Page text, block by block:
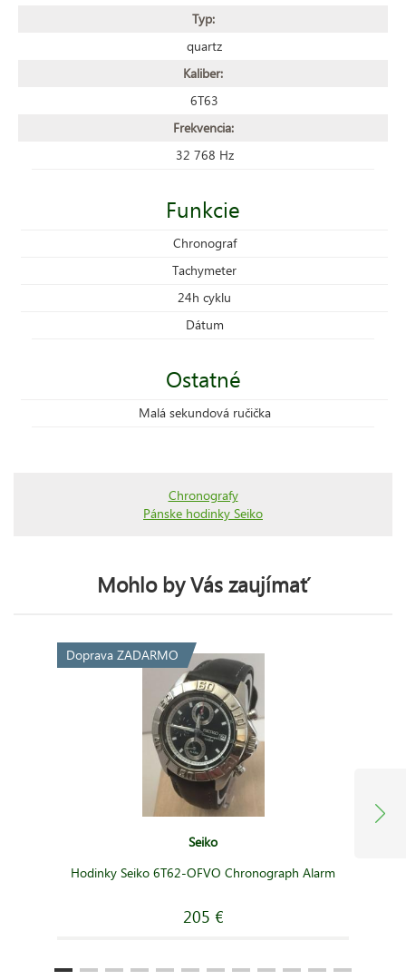
Typ:
quartz
Kaliber:
6T63
Frekvencia:
32 768 Hz
Funkcie
Chronograf
Tachymeter
24h cyklu
Dátum
Ostatné
Malá sekundová ručička
Chronografy
Pánske hodinky Seiko
Mohlo by Vás zaujímať
Doprava ZADARMO
Seiko
Hodinky Seiko 6T62-OFVO Chronograph Alarm
205 €